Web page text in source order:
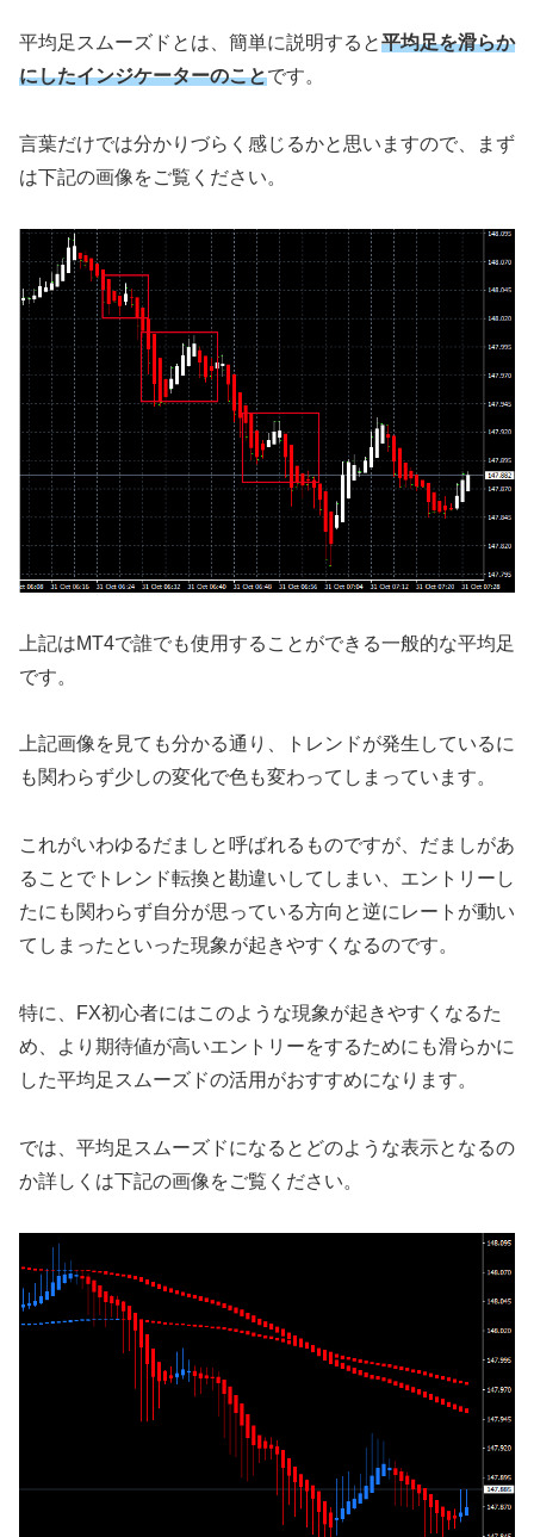
平均足スムーズドとは、簡単に説明すると平均足を滑らか
にしたインジケーターのことです。
言葉だけでは分かりづらく感じるかと思いますので、まず
は下記の画像をご覧ください。
上記はMT4で誰でも使用することができる一般的な平均足
です。
上記画像を見ても分かる通り、トレンドが発生しているに
も関わらず少しの変化で色も変わってしまっています。
これがいわゆるだましと呼ばれるものですが、だましがあ
ることでトレンド転換と勘違いしてしまい、エントリーし
たにも関わらず自分が思っている方向と逆にレートが動い
てしまったといった現象が起きやすくなるのです。
特に、FX初心者にはこのような現象が起きやすくなるた
め、より期待値が高いエントリーをするためにも滑らかに
した平均足スムーズドの活用がおすすめになります。
では、平均足スムーズドになるとどのような表示となるの
か詳しくは下記の画像をご覧ください。